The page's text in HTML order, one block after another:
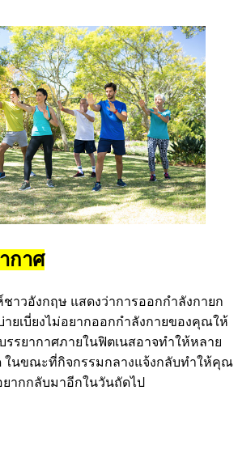
กาศ
ชาวอังกฤษ แสดงว่าการออกกําลังกายก
ายเบี่ยงไม่อยากออกกําลังกายของคุณให้
รรยากาศภายในฟิตเนสอาจทําให้หลาย
ในขณะที่กิจกรรมกลางแจ้งกลับทําให้คุณ
ากกลับมาอีกในวันถัดไป